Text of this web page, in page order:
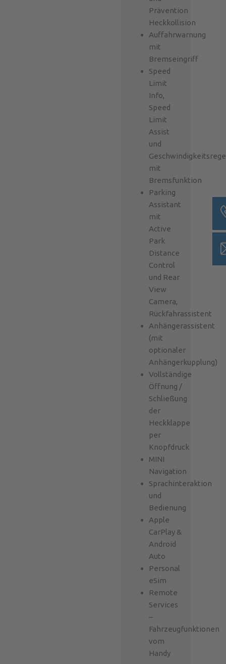
Prävention
Heckkollision
Auffahrwarnung
mit
Bremseingriff
Speed
Limit
Info,
Speed
Limit
Assist
und
mit
Bremsfunktion
Parking
Assistant
mit
Active
Park
Distance
Control
und Rear
View
Camera,
Rückfahrassistent
Anhängerassistent
(mit
optionaler
Anhängerkupplung)
Vollständige
Öffnung /
Schließung
der
Heckklappe
per
Knopfdruck
MINI
Navigation
Sprachinteraktion
und
Bedienung
Apple
CarPlay &
Android
Auto
Personal
eSim
Remote
Services
–
Fahrzeugfunktionen
vom
Handy